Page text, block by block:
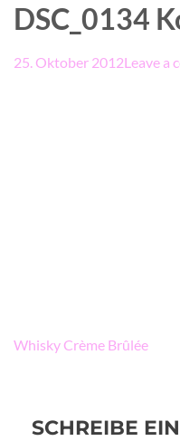
DSC_0134
25. Oktober 2012Leave a
Whisky Crème Brûlée
SCHREIBE